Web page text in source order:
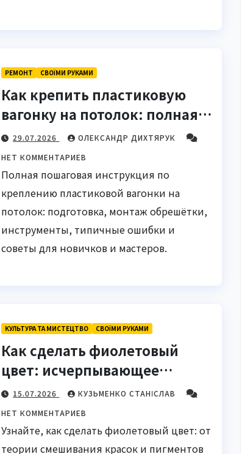
РЕМОНТ СВОЇМИ РУКАМИ
Как крепить пластиковую
вагонку на потолок: полная
инструкция для новичков и
мастеров
29.07.2026
ОЛЕКСАНДР ДИХТЯРУК
НЕТ КОММЕНТАРИЕВ
Полная пошаговая инструкция по
креплению пластиковой вагонки на
потолок: подготовка, монтаж обрешётки,
инструменты, типичные ошибки и
советы для новичков и мастеров.
КУЛЬТУРА ТА МИСТЕЦТВО СВОЇМИ РУКАМИ
Как сделать фиолетовый
цвет: исчерпывающее
руководство для
начинающих и
профессионалов
15.07.2026
КУЗЬМЕНКО СТАНІСЛАВ
НЕТ КОММЕНТАРИЕВ
Узнайте, как сделать фиолетовый цвет: от
теории смешивания красок и пигментов